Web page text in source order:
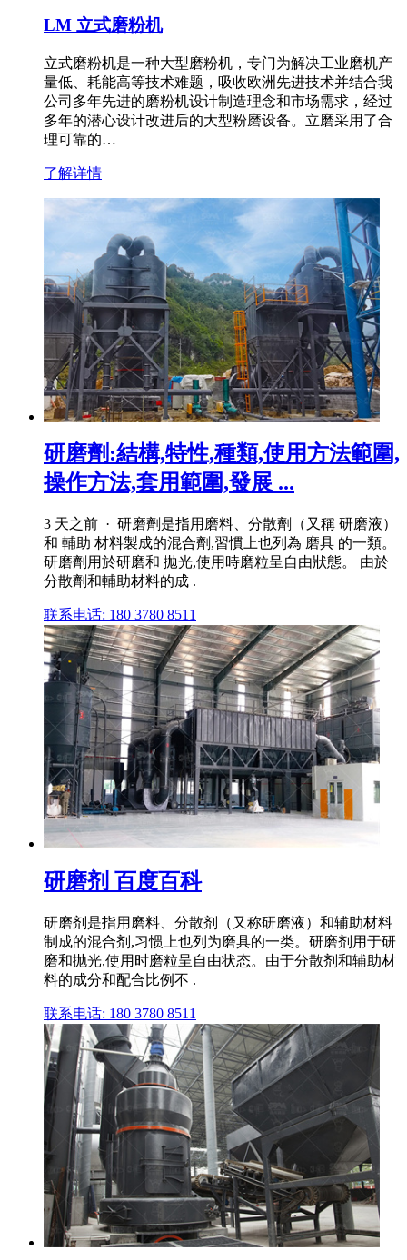
LM 立式磨粉机
立式磨粉机是一种大型磨粉机，专门为解决工业磨机产
量低、耗能高等技术难题，吸收欧洲先进技术并结合我
公司多年先进的磨粉机设计制造理念和市场需求，经过
多年的潜心设计改进后的大型粉磨设备。立磨采用了合
理可靠的…
了解详情
研磨劑:結構,特性,種類,使用方法範圍,
操作方法,套用範圍,發展 ...
3 天之前 · 研磨劑是指用磨料、分散劑（又稱 研磨液）
和 輔助 材料製成的混合劑,習慣上也列為 磨具 的一類。
研磨劑用於研磨和 拋光,使用時磨粒呈自由狀態。 由於
分散劑和輔助材料的成 .
联系电话: 180 3780 8511
研磨剂 百度百科
研磨剂是指用磨料、分散剂（又称研磨液）和辅助材料
制成的混合剂,习惯上也列为磨具的一类。研磨剂用于研
磨和抛光,使用时磨粒呈自由状态。由于分散剂和辅助材
料的成分和配合比例不 .
联系电话: 180 3780 8511